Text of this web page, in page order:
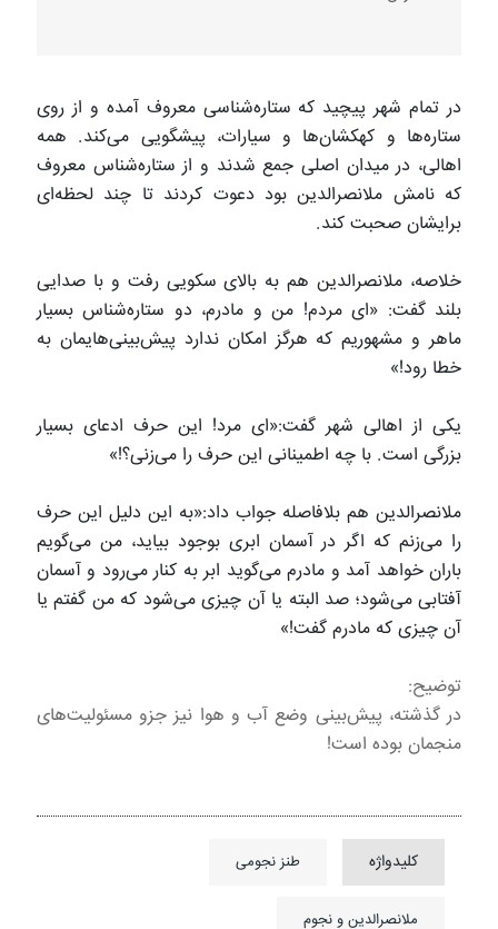
در تمام شهر پیچید که ستاره‌شناسی معروف آمده و از روی
ستاره‌ها و کهکشان‌ها و سیارات، پیشگویی می‌کند. همه
اهالی، در میدان اصلی جمع شدند و از ستاره‌شناس معروف
که نامش ملانصرالدین بود دعوت کردند تا چند لحظه‌ای
برایشان صحبت کند.
خلاصه، ملانصرالدین هم به بالای سکویی رفت و با صدایی
بلند گفت: «ای مردم! من و مادرم، دو ستاره‌شناس بسیار
ماهر و مشهوریم که هرگز امکان ندارد پیش‌بینی‌هایمان به
خطا رود!»
یکی از اهالی شهر گفت:«ای مرد! این حرف ادعای بسیار
بزرگی است. با چه اطمینانی این حرف را می‌زنی؟!»
ملانصرالدین هم بلافاصله جواب داد:«به این دلیل این حرف
را می‌زنم که اگر در آسمان ابری بوجود بیاید، من می‌گویم
باران خواهد آمد و مادرم می‌گوید ابر به کنار می‌رود و آسمان
آفتابی می‌شود؛ صد البته یا آن چیزی می‌شود که من گفتم یا
آن چیزی که مادرم گفت!»
توضیح:
در گذشته، پیش‌بینی وضع آب و هوا نیز جزو مسئولیت‌های
منجمان بوده است!
کلیدواژه طنز نجومی
ملانصرالدین و نجوم